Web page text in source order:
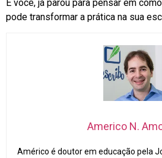
E você, já parou para pensar em
pode transformar a prática na sua
Americo N.
Américo é doutor em educação pela